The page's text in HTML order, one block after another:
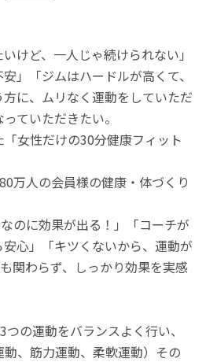
けど、一人じゃ続けられない」
」「ジムはハードルが高くて、
に、ムリなく運動をしていただ
ていただきたい。
女性だけの30分健康フィット
万人の会員様の健康・体づくり
のに効果が出る！」「コーチが
心」「キツくないから、運動が
関わらず、しっかり効果を実感
の運動をバランスよく行い、
動、筋力運動、柔軟運動）その